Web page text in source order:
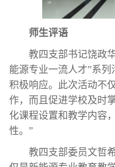
师生评语
教四支部书记饶政
能源专业一流人才”系
积极响应。此次活动不
作，而且促进学校及时
化课程设置和教学内容
性。”
教四支部委员文哲